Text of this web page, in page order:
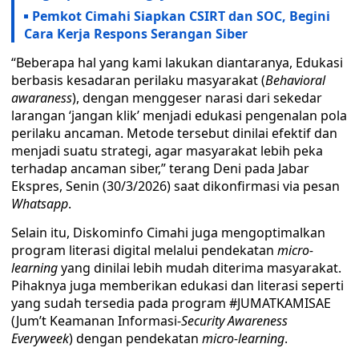
Pemkot Cimahi Siapkan CSIRT dan SOC, Begini
Cara Kerja Respons Serangan Siber
“Beberapa hal yang kami lakukan diantaranya, Edukasi
berbasis kesadaran perilaku masyarakat (Behavioral
awaraness), dengan menggeser narasi dari sekedar
larangan ‘jangan klik’ menjadi edukasi pengenalan pola
perilaku ancaman. Metode tersebut dinilai efektif dan
menjadi suatu strategi, agar masyarakat lebih peka
terhadap ancaman siber,” terang Deni pada Jabar
Ekspres, Senin (30/3/2026) saat dikonfirmasi via pesan
Whatsapp.
Selain itu, Diskominfo Cimahi juga mengoptimalkan
program literasi digital melalui pendekatan micro-
learningyang dinilai lebih mudah diterima masyarakat.
Pihaknya juga memberikan edukasi dan literasi seperti
yang sudah tersedia pada program #JUMATKAMISAE
(Jum’t Keamanan Informasi-Security Awareness
Everyweek) dengan pendekatan micro-learning.